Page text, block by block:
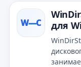
W—С
для